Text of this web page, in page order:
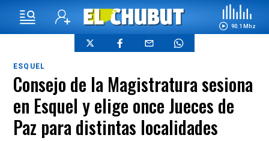
90.1 Mhz
ESQUEL
Consejo de la Magistratura sesiona
en Esquel y elige once Jueces de
Paz para distintas localidades